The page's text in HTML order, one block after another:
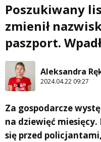
Poszukiwany
zmienił
paszport.
Aleksandra
2024.04.22 09:27
Za gospodarcze
na dziewięć
się przed